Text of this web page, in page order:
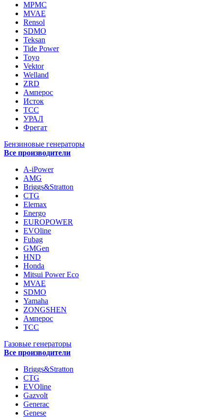
MPMC
MVAE
Rensol
SDMO
Teksan
Tide Power
Toyo
Vektor
Welland
ZRD
Амперос
Исток
ТСС
УРАЛ
Фрегат
Бензиновые генераторы
Все производители
A-iPower
AMG
Briggs&Stratton
CTG
Elemax
Energo
EUROPOWER
EVOline
Fubag
GMGen
HND
Honda
Mitsui Power Eco
MVAE
SDMO
Yamaha
ZONGSHEN
Амперос
ТСС
Газовые генераторы
Все производители
Briggs&Stratton
CTG
EVOline
Gazvolt
Generac
Genese